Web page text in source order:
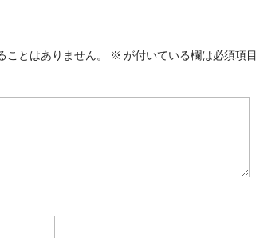
とはありません。
※ が付いている欄は必須項